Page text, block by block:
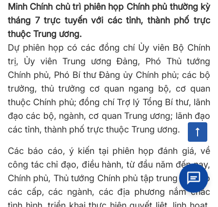
Minh Chính chủ trì phiên họp Chính phủ thường kỳ
tháng 7 trực tuyến với các tỉnh, thành phố trực
thuộc Trung ương.
Dự phiên họp có các đồng chí Ủy viên Bộ Chính
trị, Ủy viên Trung ương Đảng, Phó Thủ tướng
Chính phủ, Phó Bí thư Đảng ủy Chính phủ; các bộ
trưởng, thủ trưởng cơ quan ngang bộ, cơ quan
thuộc Chính phủ; đồng chí Trợ lý Tổng Bí thư, lãnh
đạo các bộ, ngành, cơ quan Trung ương; lãnh đạo
các tỉnh, thành phố trực thuộc Trung ương.
Các báo cáo, ý kiến tại phiên họp đánh giá, về
công tác chỉ đạo, điều hành, từ đầu năm đến nay,
Chính phủ, Thủ tướng Chính phủ tập trung chỉ đạo
các cấp, các ngành, các địa phương nắm chắc